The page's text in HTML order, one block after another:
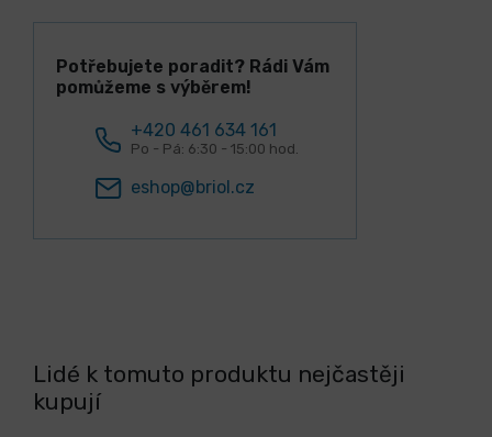
Potřebujete poradit? Rádi Vám
pomůžeme s výběrem!
+420 461 634 161
Po - Pá: 6:30 - 15:00 hod.
eshop@briol.cz
Lidé k tomuto produktu nejčastěji
kupují